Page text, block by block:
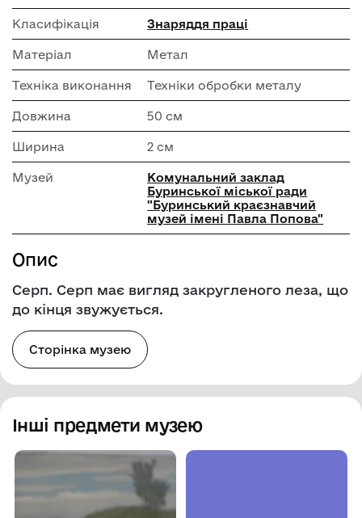
Класифікація Знаряддя праці
Матеріал Метал
Техніка виконання Техніки обробки металу
Довжина 50 см
Ширина 2 см
Музей
Комунальний заклад
Буринської міської ради
"Буринський краєзнавчий
музей імені Павла Попова"
Опис
Серп. Серп має вигляд закругленого леза, що
до кінця звужується.
Сторінка музею
Інші предмети музею